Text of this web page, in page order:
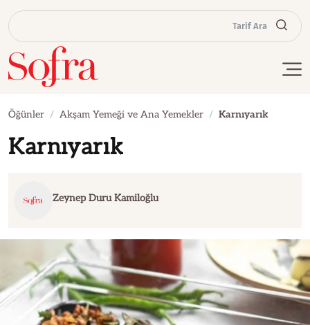
Tarif Ara
Öğünler Akşam Yemeği ve Ana Yemekler Karnıyarık
Karnıyarık
Zeynep Duru Kamiloğlu